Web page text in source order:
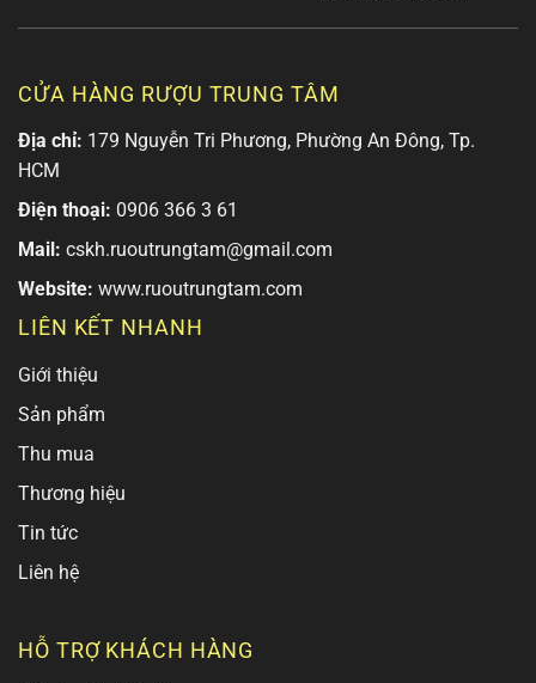
CỬA HÀNG RƯỢU TRUNG TÂM
Địa chỉ: 179 Nguyễn Tri Phương, Phường An Đông, Tp.
HCM
Điện thoại: 0906 366 3 61
Mail: cskh.ruoutrungtam@gmail.com
Website: www.ruoutrungtam.com
LIÊN KẾT NHANH
Giới thiệu
Sản phẩm
Thu mua
Thương hiệu
Tin tức
Liên hệ
HỖ TRỢ KHÁCH HÀNG